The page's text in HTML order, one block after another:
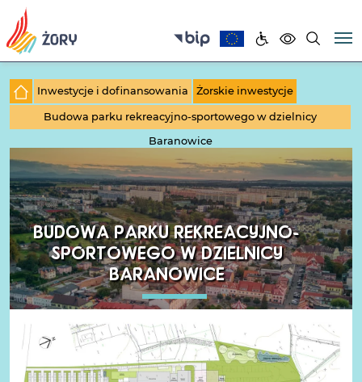
Inwestycje i dofinansowania Żorskie inwestycje
Budowa parku rekreacyjno-sportowego w dzielnicy
Baranowice
BUDOWA PARKU REKREACYJNO-
SPORTOWEGO W DZIELNICY
BARANOWICE